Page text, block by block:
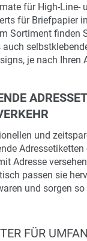
für High-Line-
für Briefpapier
Sortiment finden
auch
je nach Ihren
und
Adresse
passen sie
und sorgen
FÜR